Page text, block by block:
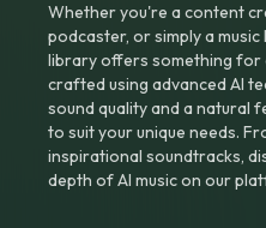
Whether you're a content
podcaster, or simply a
library offers something for
crafted using advanced AI
sound quality and a natural
to suit your unique needs.
inspirational soundtracks,
depth of AI music on our